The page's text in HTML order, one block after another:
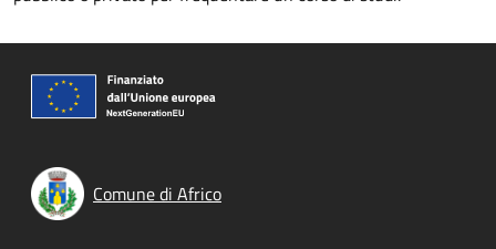
Comune di Africo